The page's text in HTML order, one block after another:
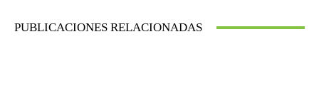
PUBLICACIONES RELACIONADAS